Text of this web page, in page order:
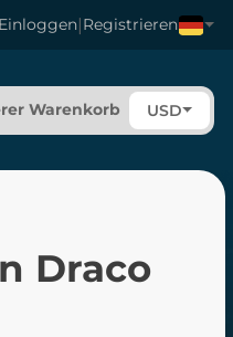
Einloggen|Registrieren
Warenkorb USD
Draco